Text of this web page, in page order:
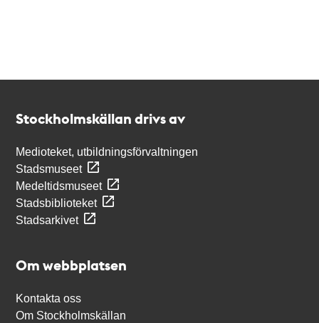
Stockholmskällan drivs av
Medioteket, utbildningsförvaltningen
Stadsmuseet
Medeltidsmuseet
Stadsbiblioteket
Stadsarkivet
Om webbplatsen
Kontakta oss
Om Stockholmskällan